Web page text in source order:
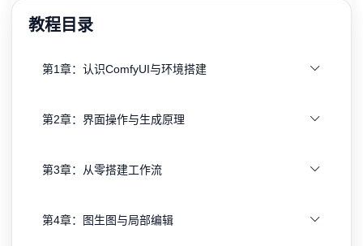
教程目录
第1章：认识ComfyUI与环境搭建
第2章：界面操作与生成原理
第3章：从零搭建工作流
第4章：图生图与局部编辑